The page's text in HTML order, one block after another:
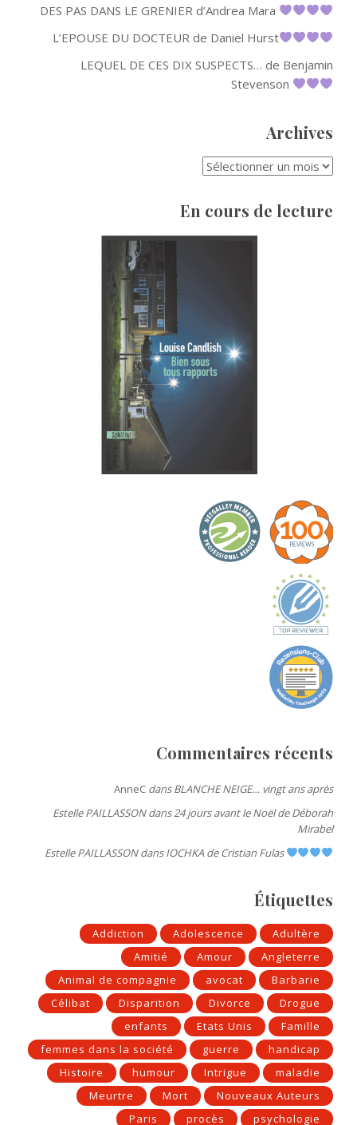
DES PAS DANS LE GRENIER d’Andrea Mara
L’EPOUSE DU DOCTEUR de Daniel Hurst
LEQUEL DE CES DIX SUSPECTS… de Benjamin
Stevenson
Archives
En cours de lecture
Commentaires récents
AnneC dansBLANCHE NEIGE… vingt ans après
Estelle PAILLASSONdans24 jours avant le Noël de Déborah
Mirabel
Estelle PAILLASSONdansIOCHKA de Cristian Fulas
Étiquettes
Addiction Adolescence
Adultère
Amitié
Amour
Angleterre
Animal de compagnie
avocat
Barbarie
Célibat
Disparition Divorce
Drogue
enfants
Etats Unis
Famille
femmes dans la société
guerre
handicap
Histoire
humour Intrigue
maladie
Meurtre
Mort
Nouveaux Auteurs
Paris
procès psychologie